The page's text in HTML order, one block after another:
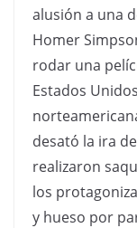
alusión a una
Homer
rodar una
Estados
desató la ira
realizaron
los
y hueso por